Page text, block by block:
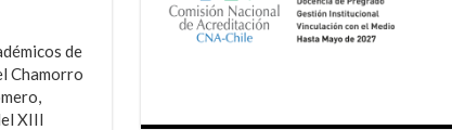
de
Chamorro
XIII